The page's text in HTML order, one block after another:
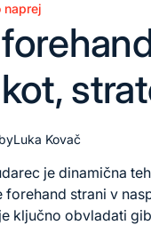
naprej
byLuka Kovač
je dinamična
forehand strani v
ključno obvladati